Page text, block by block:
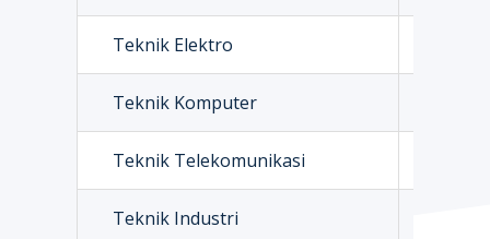
Teknik Elektro
Teknik Komputer
Teknik Telekomunikasi
Teknik Industri